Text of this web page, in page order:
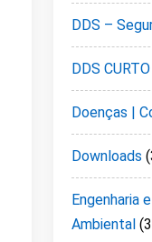
DDS –
DDS CURTO
Doenças |
Downloads
Engenharia
Ambiental